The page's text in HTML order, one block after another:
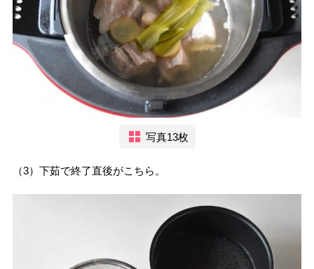
写真13枚
（3）下茹で終了直後がこちら。